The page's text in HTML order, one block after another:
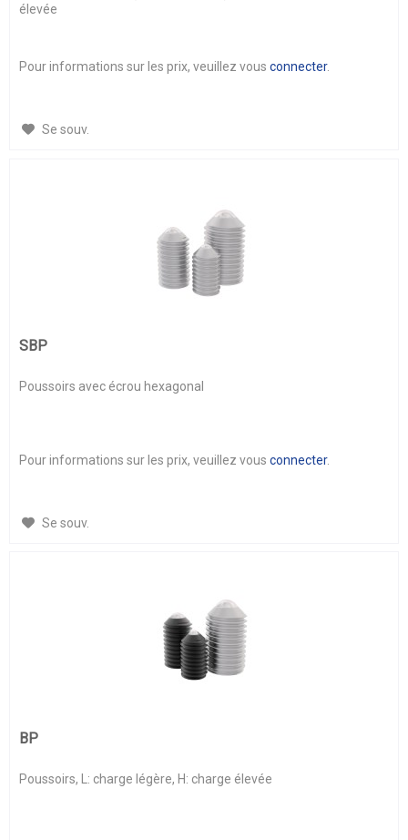
élevée
Pour informations sur les prix, veuillez vousconnecter.
Se souv.
SBP
Poussoirs avec écrou hexagonal
Pour informations sur les prix, veuillez vousconnecter.
Se souv.
BP
Poussoirs, L: charge légère, H: charge élevée